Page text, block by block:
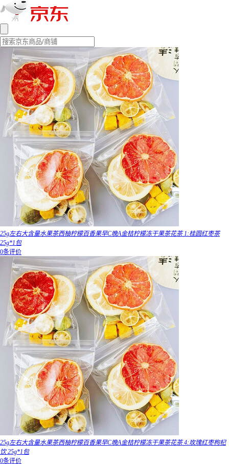
25g左右大含量水果茶西柚柠檬百香果早C晚A金桔柠檬冻干果茶花茶 1:桂圆红枣茶
25g*1包
0条评价
25g左右大含量水果茶西柚柠檬百香果早C晚A金桔柠檬冻干果茶花茶 4:玫瑰红枣枸杞
饮 25g*1包
0条评价